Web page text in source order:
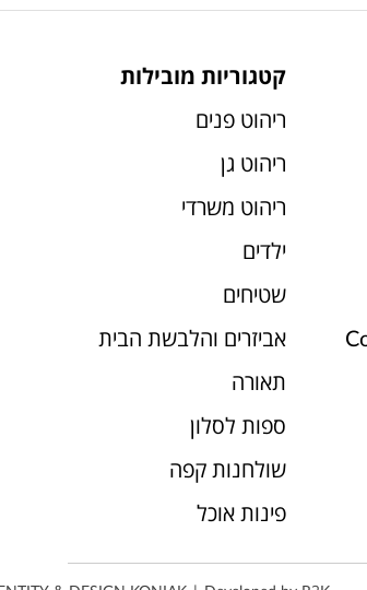
קטגוריות מובילות
ריהוט פנים
ריהוט גן
ריהוט משרדי
ילדים
שטיחים
אביזרים והלבשת הבית
תאורה
ספות לסלון
שולחנות קפה
פינות אוכל